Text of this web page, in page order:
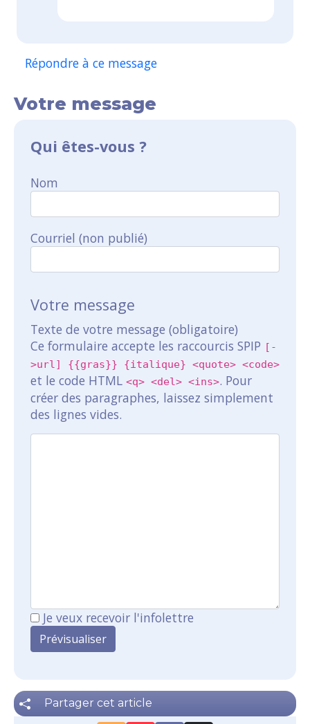
Répondre à ce message
Votre message
Qui êtes-vous ?
Nom
Courriel (non publié)
Votre message
Texte de votre message (obligatoire)
Ce formulaire accepte les raccourcis SPIP [-
>url] {{gras}} {italique} <quote> <code>
et le code HTML <q> <del> <ins>. Pour
créer des paragraphes, laissez simplement
des lignes vides.
Je veux recevoir l'infolettre
Partager cet article